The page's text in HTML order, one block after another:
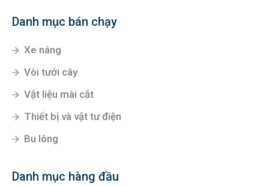
Danh mục bán chạy
Xe nâng
Vòi tưới cây
Vật liệu mài cắt
Thiết bị và vật tư điện
Bu lông
Danh mục hàng đầu